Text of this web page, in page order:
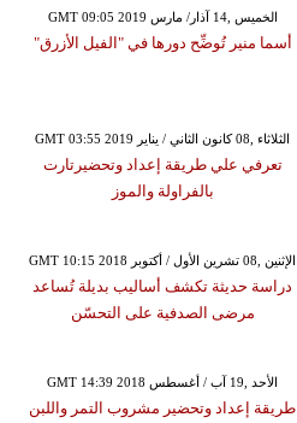
GMT 09:05 2019 الخميس ,14 آذار/ مارس
أسما منير تُوضِّح دورها في "الفيل الأزرق"
GMT 03:55 2019 الثلاثاء ,08 كانون الثاني / يناير
تعرفي علي طريقة إعداد وتحضيرتارت
بالفراولة والموز
GMT 10:15 2018 الإثنين ,08 تشرين الأول / أكتوبر
دراسة حديثة تكشف أساليب بديلة تُساعد
مرضى الصدفية على التحسّن
GMT 14:39 2018 الأحد ,19 آب / أغسطس
طريقة إعداد وتحضير مشروب التمر واللبن